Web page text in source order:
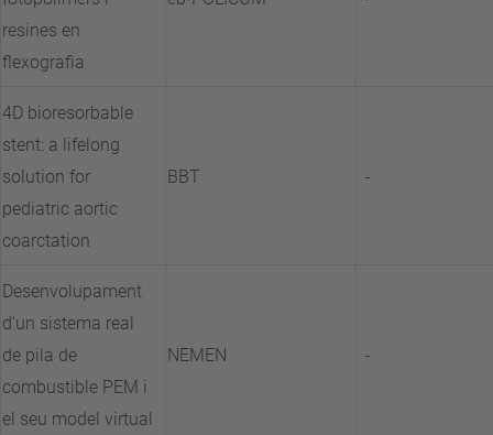
resines en
flexografia
4D bioresorbable
stent: a lifelong
solution for
pediatric aortic
coarctation
BBT -
Desenvolupament
d'un sistema real
de pila de
combustible PEM i
el seu model virtual
NEMEN -